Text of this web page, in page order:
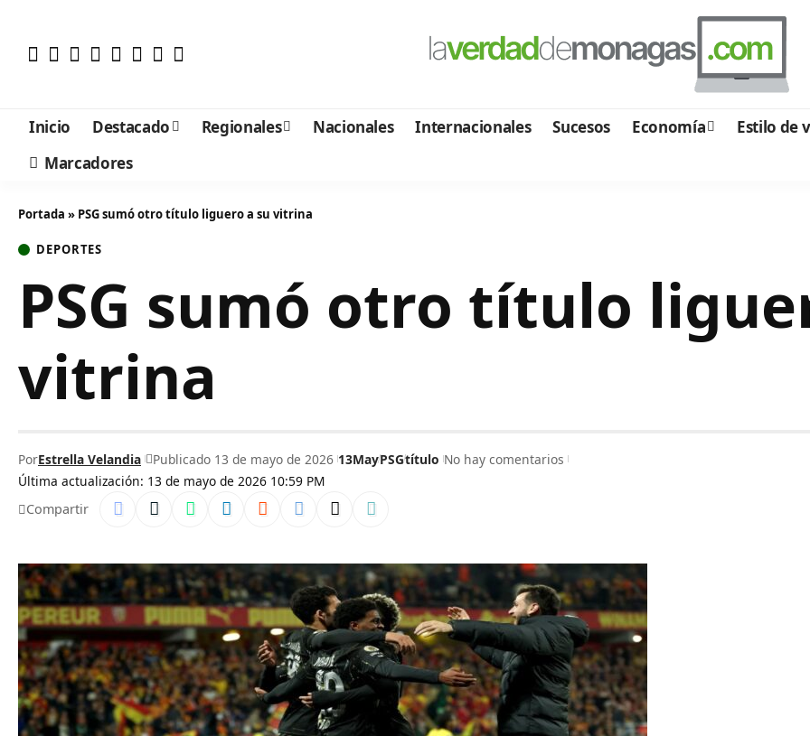
Inicio Destacado Regionales Nacionales Internacionales Sucesos Economía Estilo de
Marcadores
Portada » PSG sumó otro título liguero a su vitrina
DEPORTES
PSG sumó otro título
vitrina
Última actualización: 13 de mayo de 2026 10:59 PM
PorEstrella Velandia Publicado 13 de mayo de 2026 13MayPSGtítulo No hay comentarios
Compartir